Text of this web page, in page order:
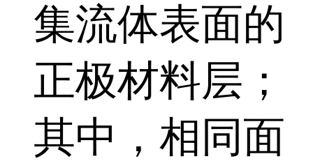
集流体表面的
正极材料层；
其中，相同面